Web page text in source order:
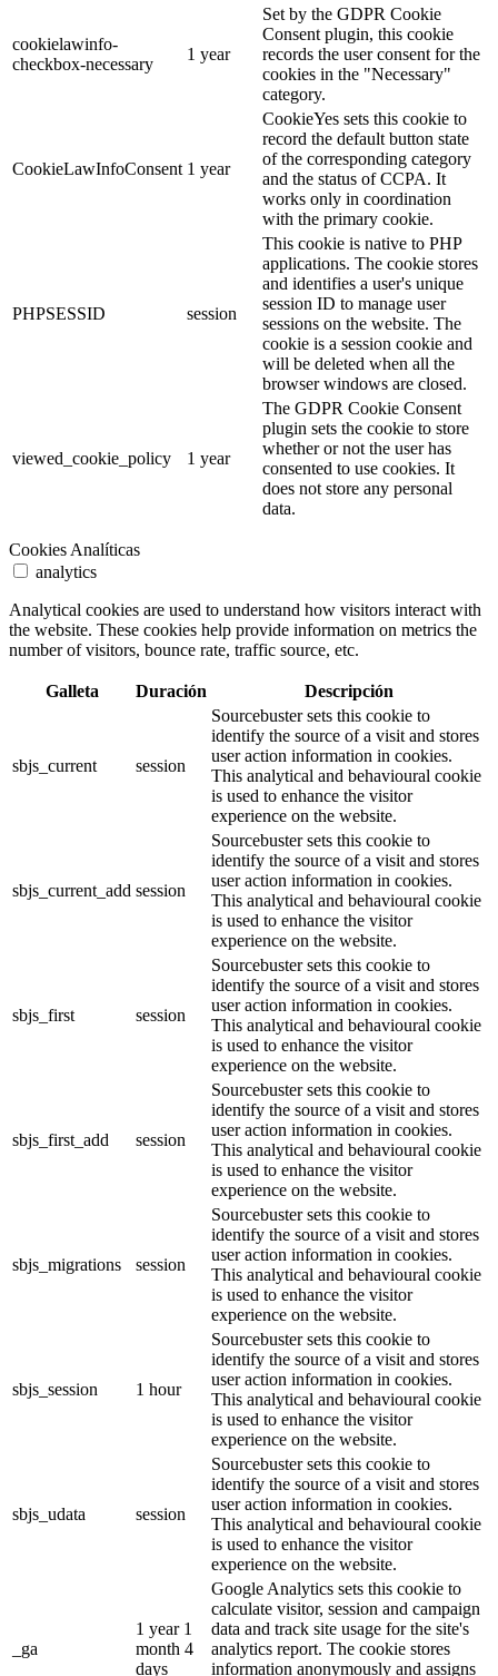
cookielawinfo-
checkbox-necessary
1 year
Set by the GDPR Cookie
Consent plugin, this cookie
records the user consent for the
cookies in the "Necessary"
category.
CookieLawInfoConsent 1 year
CookieYes sets this cookie to
record the default button state
of the corresponding category
and the status of CCPA. It
works only in coordination
with the primary cookie.
PHPSESSID session
This cookie is native to PHP
applications. The cookie stores
and identifies a user's unique
session ID to manage user
sessions on the website. The
cookie is a session cookie and
will be deleted when all the
browser windows are closed.
viewed_cookie_policy 1 year
The GDPR Cookie Consent
plugin sets the cookie to store
whether or not the user has
consented to use cookies. It
does not store any personal
data.
Cookies Analíticas
analytics
Analytical cookies are used to understand how visitors interact with
the website. These cookies help provide information on metrics the
number of visitors, bounce rate, traffic source, etc.
Galleta Duración Descripción
sbjs_current session
Sourcebuster sets this cookie to
identify the source of a visit and stores
user action information in cookies.
This analytical and behavioural cookie
is used to enhance the visitor
experience on the website.
sbjs_current_add session
Sourcebuster sets this cookie to
identify the source of a visit and stores
user action information in cookies.
This analytical and behavioural cookie
is used to enhance the visitor
experience on the website.
sbjs_first session
Sourcebuster sets this cookie to
identify the source of a visit and stores
user action information in cookies.
This analytical and behavioural cookie
is used to enhance the visitor
experience on the website.
sbjs_first_add session
Sourcebuster sets this cookie to
identify the source of a visit and stores
user action information in cookies.
This analytical and behavioural cookie
is used to enhance the visitor
experience on the website.
sbjs_migrations session
Sourcebuster sets this cookie to
identify the source of a visit and stores
user action information in cookies.
This analytical and behavioural cookie
is used to enhance the visitor
experience on the website.
sbjs_session 1 hour
Sourcebuster sets this cookie to
identify the source of a visit and stores
user action information in cookies.
This analytical and behavioural cookie
is used to enhance the visitor
experience on the website.
sbjs_udata session
Sourcebuster sets this cookie to
identify the source of a visit and stores
user action information in cookies.
This analytical and behavioural cookie
is used to enhance the visitor
experience on the website.
_ga
1 year 1
month 4
days
Google Analytics sets this cookie to
calculate visitor, session and campaign
data and track site usage for the site's
analytics report. The cookie stores
information anonymously and assigns